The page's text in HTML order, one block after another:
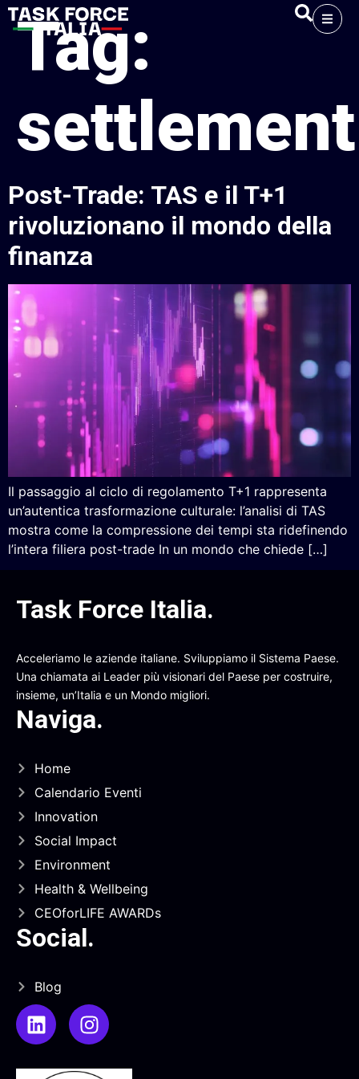
Tag:
settlement
Post-Trade: TAS e il T+1
rivoluzionano il mondo della
finanza
Il passaggio al ciclo di regolamento T+1 rappresenta
un’autentica trasformazione culturale: l’analisi di TAS
mostra come la compressione dei tempi sta ridefinendo
l’intera filiera post-trade In un mondo che chiede […]
Task Force Italia.
Acceleriamo le aziende italiane. Sviluppiamo il Sistema Paese.
Una chiamata ai Leader più visionari del Paese per costruire,
insieme, un’Italia e un Mondo migliori.
Naviga.
Home
Calendario Eventi
Innovation
Social Impact
Environment
Health & Wellbeing
CEOforLIFE AWARDs
Social.
Blog